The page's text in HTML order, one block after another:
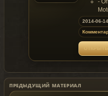
> No
> L0 only
Replaces:
> Infernus
Install
-
-
-
Features:
-
2014-06-14
ПРЕДЫДУЩИЙ МАТЕРИАЛ